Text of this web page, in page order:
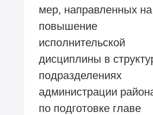
мер, направленных на
повышение
исполнительской
дисциплины в
подразделениях
администрации
по подготовке главе